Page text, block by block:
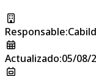
Responsable:
Actualizado:05/08/